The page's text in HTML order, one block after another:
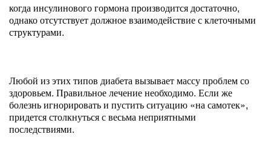
когда инсулинового гормона производится достаточно,
однако отсутствует должное взаимодействие с клеточными
структурами.
Любой из этих типов диабета вызывает массу проблем со
здоровьем. Правильное лечение необходимо. Если же
болезнь игнорировать и пустить ситуацию «на самотек»,
придется столкнуться с весьма неприятными
последствиями.